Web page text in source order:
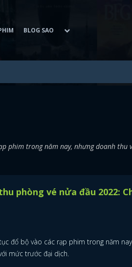
BLOG SAO
phim trong năm nay, nhưng doanh thu
phòng vé nửa đầu 2022:
đổ bộ vào các rạp phim trong năm
mức trước đại dịch.